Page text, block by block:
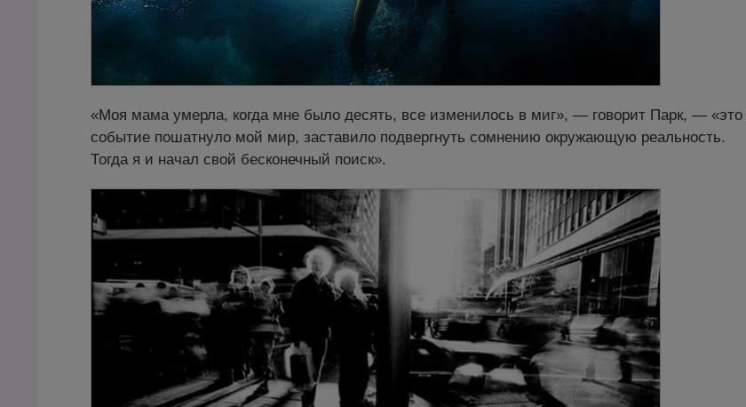
«Моя мама умерла, когда мне было десять, все изменилось в миг», — говорит Парк, — «это
событие пошатнуло мой мир, заставило подвергнуть сомнению окружающую реальность.
Тогда я и начал свой бесконечный поиск».